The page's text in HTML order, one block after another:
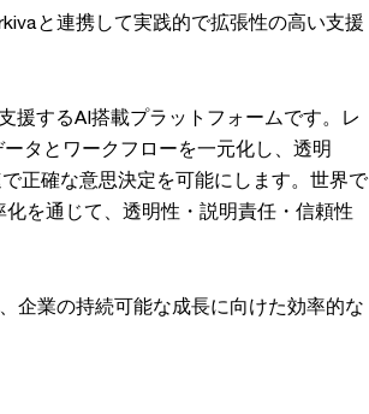
と連携して実践的で拡張性の高い支援
援するAI搭載プラットフォームです。レ
タとワークフローを一元化し、透明
正確な意思決定を可能にします。世界で
を通じて、透明性・説明責任・信頼性
企業の持続可能な成長に向けた効率的な